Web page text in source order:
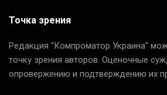
Точка зрения
Редакция "Компроматор Украина"
точку зрения авторов. Оценочные
опровержению и подтверждению их